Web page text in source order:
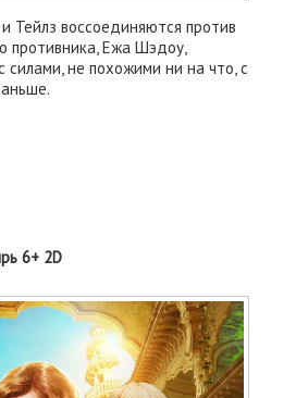
Тейлз воссоединяются против
противника, Ежа Шэдоу,
силами, не похожими ни на что, с
6+ 2D